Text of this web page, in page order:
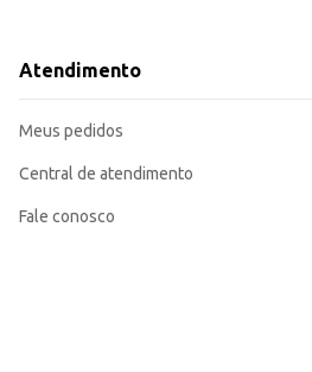
Atendimento
Meus pedidos
Central de atendimento
Fale conosco